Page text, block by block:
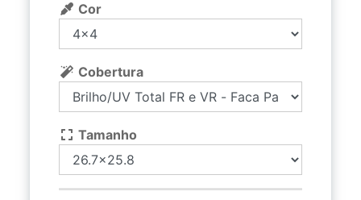
Cor
Cobertura
Tamanho